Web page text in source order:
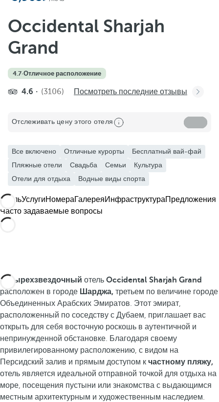
Occidental Sharjah
Grand
4.7·Отличное расположение
4.6 (3106) Посмотреть последние отзывы
Отслеживать цену этого отеля
Все включено Отличные курорты
Бесплатный вай-фай
Пляжные отели
Свадьба Семьи
Культура
Отели для отдыха
Водные виды спорта
ОтельУслугиНомераГалереяИнфраструктураПредложения
Часто задаваемые вопросы
Четырехзвездочный отель Occidental Sharjah Grand
расположен в городе Шарджа, третьем по величине городе
Объединенных Арабских Эмиратов. Этот эмират,
расположенный по соседству с Дубаем, приглашает вас
открыть для себя восточную роскошь в аутентичной и
непринужденной обстановке. Благодаря своему
привилегированному расположению, с видом на
Персидский залив и прямым доступом к частному пляжу,
отель является идеальной отправной точкой для отдыха на
море, посещения пустыни или знакомства с выдающимся
местным архитектурным и художественным наследием.